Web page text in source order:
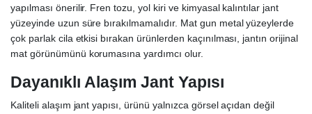
yapılması önerilir. Fren tozu, yol kiri ve kimyasal kalıntılar jant
yüzeyinde uzun süre bırakılmamalıdır. Mat gun metal yüzeylerde
çok parlak cila etkisi bırakan ürünlerden kaçınılması, jantın orijinal
mat görünümünü korumasına yardımcı olur.
Dayanıklı Alaşım Jant Yapısı
Kaliteli alaşım jant yapısı, ürünü yalnızca görsel açıdan değil